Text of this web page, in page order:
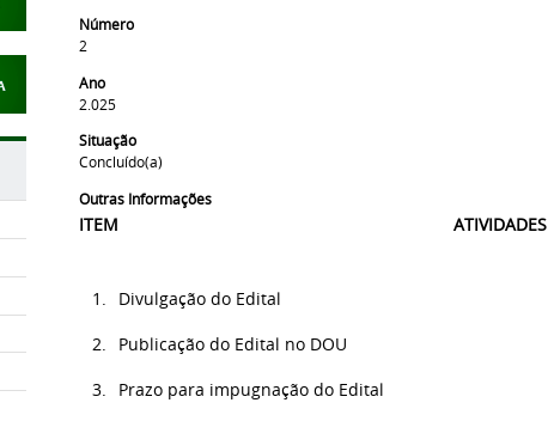
Número
2
Ano
2.025
Situação
Concluído(a)
Outras Informações
ITEM ATIVIDADES
1. Divulgação do Edital
2. Publicação do Edital no DOU
3. Prazo para impugnação do Edital